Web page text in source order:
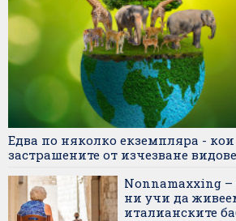
Едва по няколко екземпляра -
застрашените от изчезване
Nonnamaxxing –
ни учи да
италианските